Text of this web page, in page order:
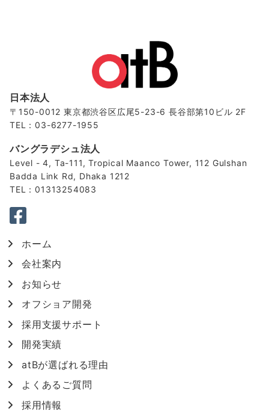
日本法人
〒150-0012 東京都渋谷区広尾5-23-6 長谷部第10ビル 2F
TEL：03-6277-1955
バングラデシュ法人
Level - 4, Ta-111, Tropical Maanco Tower, 112 Gulshan
Badda Link Rd, Dhaka 1212
TEL：01313254083
ホーム
会社案内
お知らせ
オフショア開発
採用支援サポート
開発実績
atBが選ばれる理由
よくあるご質問
採用情報